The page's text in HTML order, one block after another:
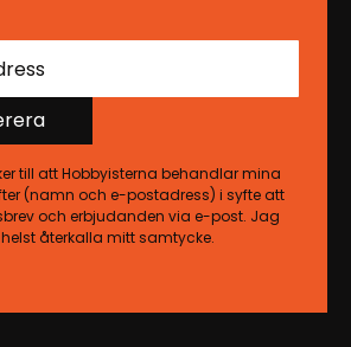
till att Hobbyisterna behandlar mina
(namn och e-postadress) i syfte att
och erbjudanden via e-post. Jag
återkalla mitt samtycke.